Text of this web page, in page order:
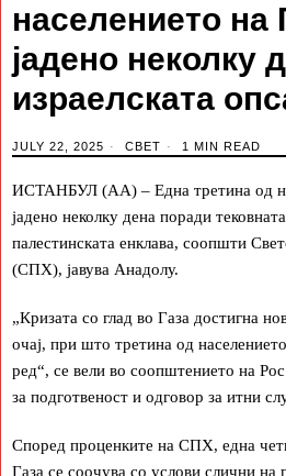
населението на
јадено неколку
израелската
JULY 22, 2025 СВЕТ 1 MIN READ
ИСТАНБУЛ (АА) – Една третина од
јадено неколку дена поради
палестинската енклава, соопшти
(СПХ), јавува Анадолу.
„Кризата со глад во Газа достигна
очај, при што третина од
ред“, се вели во соопштението на
за подготвеност и одговор за итни
Според проценките на СПХ, една
Газа се соочува со услови слични на